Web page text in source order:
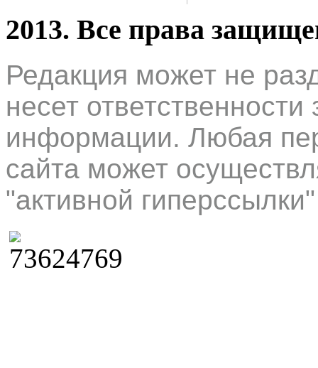
2013. Все права
Редакция может не
несет
информации. Любая
сайта может
"активной